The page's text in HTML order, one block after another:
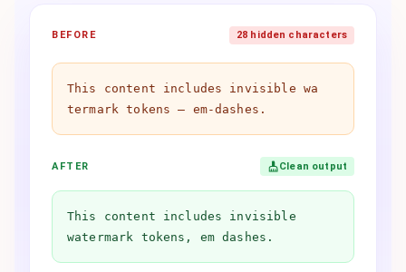
BEFORE 28 hidden characters
Th​is co​ntent in​cludes in​visible wa​
termark to​kens — em-dashes.
AFTER Clean output
This content includes invisible
watermark tokens, em dashes.